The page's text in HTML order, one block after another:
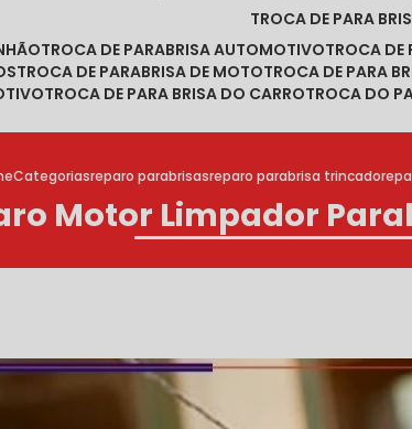
TROCA DE PARA
TROCA DE PARABRISA AUTOMOTIVO TROCA
TROCA DE PARABRISA DE MOTO TROCA DE PARA
TROCA DE PARA BRISA DO CARRO TROCA DO
Categoriasreparo parabrisasreparo parabrisa trincado
Motor Limpador